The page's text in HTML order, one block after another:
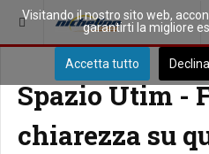
SEI QUI: SPAZIO APERTO
Spazio Utim -
chiarezza su
Visitando il nostro sito web,
garantirti la migliore
Accetta tutto